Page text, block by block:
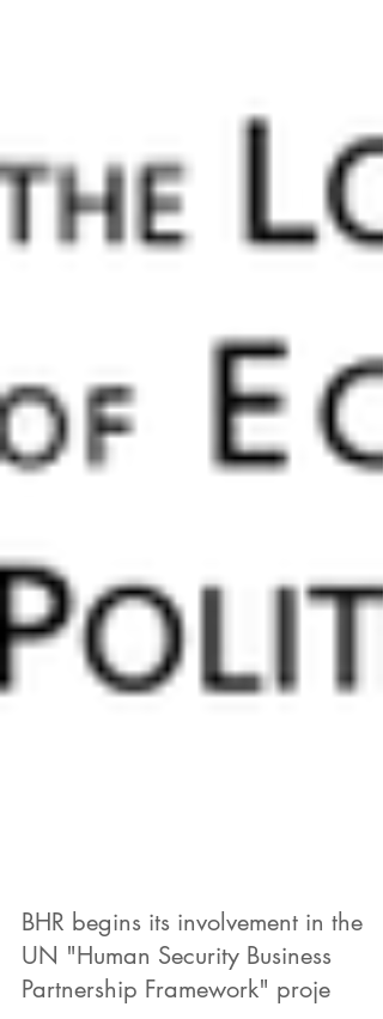
BHR begins its involvement in the
UN "Human Security Business